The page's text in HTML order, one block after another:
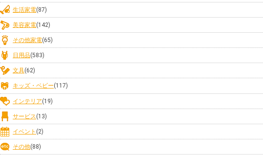
生活家電(87)
美容家電(142)
その他家電(65)
日用品(583)
文具(62)
キッズ・ベビー(117)
インテリア(19)
サービス (13)
イベント (2)
その他(88)